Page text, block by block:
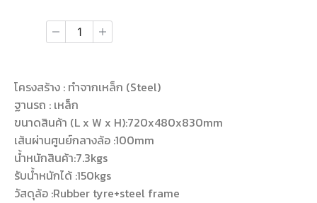
โครงสร้าง : ทำจากเหล็ก (Steel)
ฐานรถ : เหล็ก
ขนาดสินค้า (L x W x H):720x480x830mm
เส้นผ่านศูนย์กลางล้อ :100mm
น้ำหนักสินค้า:7.3kgs
รับน้ำหนักได้ :150kgs
วัสดุล้อ :Rubber tyre+steel frame